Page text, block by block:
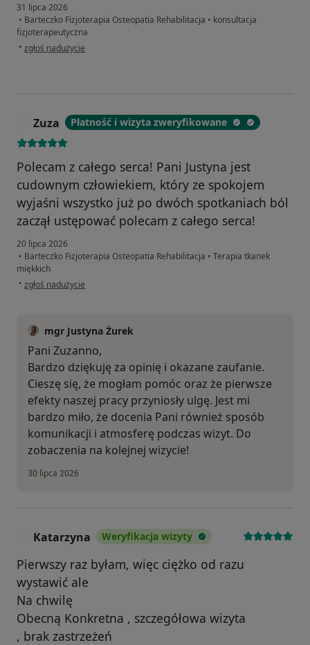
31 lipca 2026
• Barteczko Fizjoterapia Osteopatia Rehabilitacja • konsultacja
fizjoterapeutyczna
• w opinii użytkownika Maciej
zgłoś nadużycie
Zuza Płatność i wizyta zweryfikowane
Polecam z całego serca! Pani Justyna jest
cudownym człowiekiem, który ze spokojem
wyjaśni wszystko już po dwóch spotkaniach ból
zaczął ustępować polecam z całego serca!
20 lipca 2026
• Barteczko Fizjoterapia Osteopatia Rehabilitacja • Terapia tkanek
miękkich
• w opinii użytkownika Zuza
zgłoś nadużycie
mgr Justyna Żurek
Pani Zuzanno,
Bardzo dziękuję za opinię i okazane zaufanie.
Cieszę się, że mogłam pomóc oraz że pierwsze
efekty naszej pracy przyniosły ulgę. Jest mi
bardzo miło, że docenia Pani również sposób
komunikacji i atmosferę podczas wizyt. Do
zobaczenia na kolejnej wizycie!
30 lipca 2026
Katarzyna Weryfikacja wizyty
Pierwszy raz byłam, więc ciężko od razu
wystawić ale
Na chwilę
Obecną Konkretna , szczegółowa wizyta
, brak zastrzeżeń